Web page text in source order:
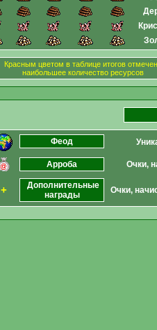
Красным цветом в таблице итогов
наибольшее количество ресурсов
Феод
Арроба Очки,
+
Дополнительные
награды
Очки,